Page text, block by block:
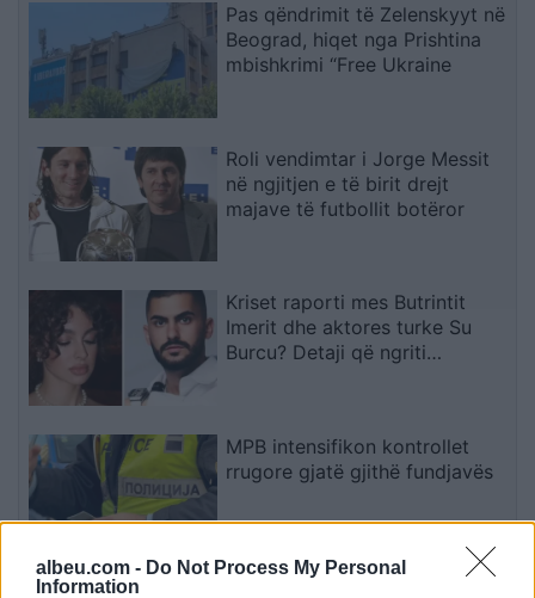
albeu.com - Do Not Process My Personal
Information
Pas qëndrimit të Zelenskyyt në
Beograd, hiqet nga Prishtina
mbishkrimi “Free Ukraine
Roli vendimtar i Jorge Messit
në ngjitjen e të birit drejt
majave të futbollit botëror
Kriset raporti mes Butrintit
Imerit dhe aktores turke Su
Burcu? Detaji që ngriti
MPB intensifikon kontrollet
rrugore gjatë gjithë fundjavës